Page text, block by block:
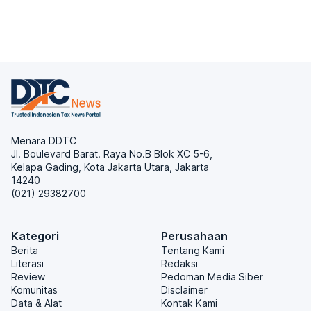
Menara DDTC
Jl. Boulevard Barat. Raya No.B Blok XC 5-6,
Kelapa Gading, Kota Jakarta Utara, Jakarta
14240
(021) 29382700
Kategori
Berita
Literasi
Review
Komunitas
Data & Alat
Perusahaan
Tentang Kami
Redaksi
Pedoman Media Siber
Disclaimer
Kontak Kami